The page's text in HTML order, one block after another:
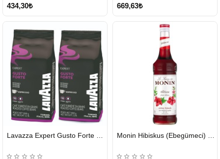
434,30₺ 669,63₺
GÖNDERİ
GÖNDERİ